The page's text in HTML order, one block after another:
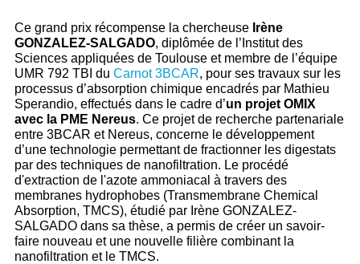
Ce grand prix récompense la chercheuse Irène
GONZALEZ-SALGADO, diplômée de l’Institut des
Sciences appliquées de Toulouse et membre de l’équipe
UMR 792 TBI du Carnot 3BCAR, pour ses travaux sur les
processus d’absorption chimique encadrés par Mathieu
Sperandio, effectués dans le cadre d’un projet OMIX
avec la PME Nereus. Ce projet de recherche partenariale
entre 3BCAR et Nereus, concerne le développement
d’une technologie permettant de fractionner les digestats
par des techniques de nanofiltration. Le procédé
d'extraction de l'azote ammoniacal à travers des
membranes hydrophobes (Transmembrane Chemical
Absorption, TMCS), étudié par Irène GONZALEZ-
SALGADO dans sa thèse, a permis de créer un savoir-
faire nouveau et une nouvelle filière combinant la
nanofiltration et le TMCS.